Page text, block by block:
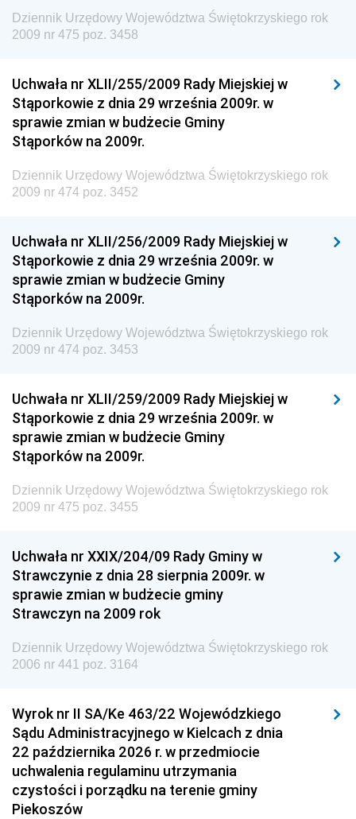
Dziennik Urzędowy Głównego Inspektoratu Transportu
Drogowego
Dziennik Urzędowy Komendy Głównej Policji
Dziennik Urzędowy Ministra Pracy i Polityki
Społecznej
Dziennik Urzędowy Ministra Transportu, Budownictwa
i Gospodarki Morskiej
Dziennik Urzędowy Ministra Spraw Zagranicznych
Dziennik Urzędowy Centralnego Biura
Antykorupcyjnego
Wewnętrznego
Dziennik Urzędowy Urzędu Patentowego
Dziennik Urzędowy Generalnej Dyrekcji Dróg
Krajowych i Autostrad
Dziennik Urzędowy Ministra Środowiska
Dziennik Urzędowy Ministra Edukacji
Dziennik Urzędowy Ministra Przemysłu
Dziennik Urzędowy Ministra Finansów i Gospodarki
Dziennik Urzędowy Ministra do Spraw Unii
Dziennik Urzędowy Agencji Wywiadu
Dziennik Urzędowy Województwa Świętokrzyskiego rok
2009 nr 475 poz. 3458
Uchwała nr XLII/255/2009 Rady Miejskiej w
Stąporkowie z dnia 29 września 2009r. w
sprawie zmian w budżecie Gminy
Stąporków na 2009r.
Dziennik Urzędowy Województwa Świętokrzyskiego rok
2009 nr 474 poz. 3452
Uchwała nr XLII/256/2009 Rady Miejskiej w
Stąporkowie z dnia 29 września 2009r. w
sprawie zmian w budżecie Gminy
Stąporków na 2009r.
Dziennik Urzędowy Województwa Świętokrzyskiego rok
2009 nr 474 poz. 3453
Uchwała nr XLII/259/2009 Rady Miejskiej w
Stąporkowie z dnia 29 września 2009r. w
sprawie zmian w budżecie Gminy
Stąporków na 2009r.
Dziennik Urzędowy Województwa Świętokrzyskiego rok
2009 nr 475 poz. 3455
Uchwała nr XXIX/204/09 Rady Gminy w
Strawczynie z dnia 28 sierpnia 2009r. w
sprawie zmian w budżecie gminy
Strawczyn na 2009 rok
Dziennik Urzędowy Województwa Świętokrzyskiego rok
2006 nr 441 poz. 3164
Wyrok nr II SA/Ke 463/22 Wojewódzkiego
Sądu Administracyjnego w Kielcach z dnia
22 października 2026 r. w przedmiocie
uchwalenia regulaminu utrzymania
czystości i porządku na terenie gminy
Piekoszów